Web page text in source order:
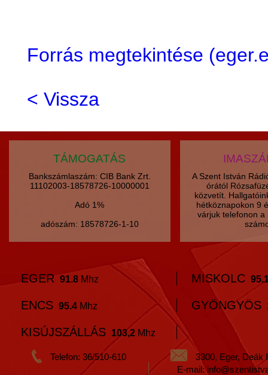
Forrás megtekintése
< Vissza
TÁMOGATÁS
Bankszámlaszám: CIB Bank Zrt.
11102003-18578726-10000001
Adó 1%
adószám: 18578726-1-10
A Szent István
órától
közvetít.
hétköznapokon 9
várjuk telefonon
EGER 91.8 Mhz MISKOLC
ENCS 95.4 Mhz GYÖNGYÖS
KISÚJSZÁLLÁS 103,2 Mhz
Telefon: 36/510-610
3300, Eger, Deák
E-mail: